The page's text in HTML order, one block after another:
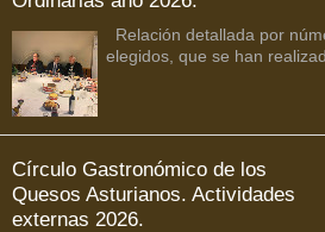
Relación detallada por
elegidos, que se han
Círculo Gastronómico de los
Quesos Asturianos. Actividades
externas 2026.